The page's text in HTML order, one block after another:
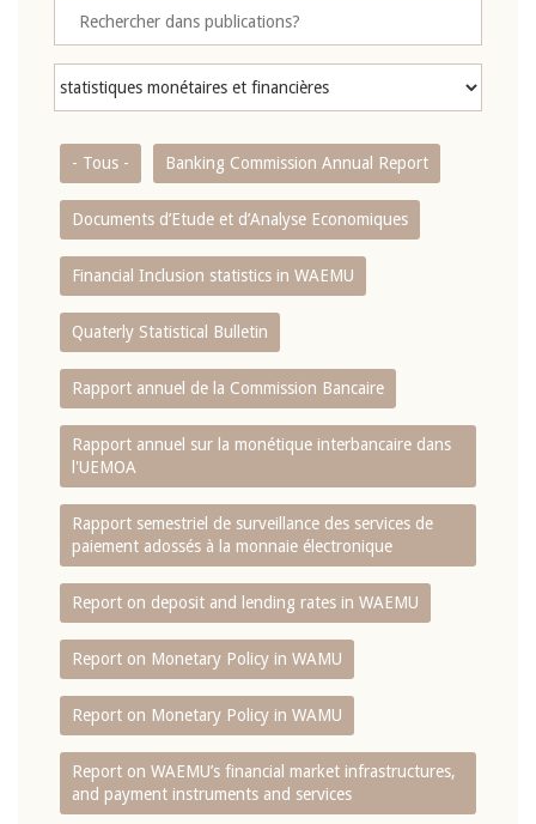
- Tous - Banking Commission Annual Report
Documents d’Etude et d’Analyse Economiques
Financial Inclusion statistics in WAEMU
Quaterly Statistical Bulletin
Rapport annuel de la Commission Bancaire
Rapport annuel sur la monétique interbancaire dans
l'UEMOA
Rapport semestriel de surveillance des services de
paiement adossés à la monnaie électronique
Report on deposit and lending rates in WAEMU
Report on Monetary Policy in WAMU
Report on Monetary Policy in WAMU
Report on WAEMU’s financial market infrastructures,
and payment instruments and services